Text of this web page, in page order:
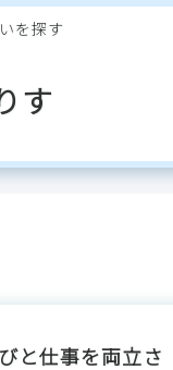
を探す
す
と仕事を両立さ